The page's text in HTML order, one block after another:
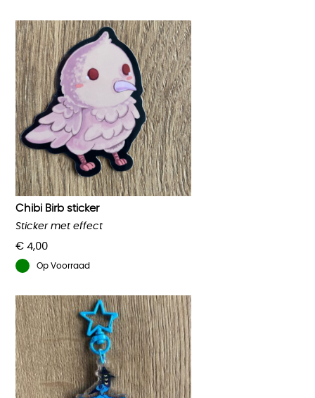
Chibi Birb sticker
€ 4,00
Sticker met effect
Op Voorraad